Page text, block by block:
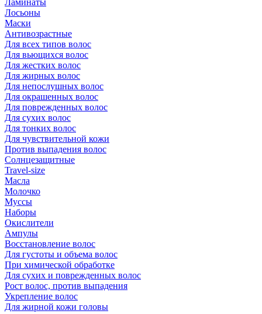
Ламинаты
Лосьоны
Маски
Антивозрастные
Для всех типов волос
Для вьющихся волос
Для жестких волос
Для жирных волос
Для непослушных волос
Для окрашенных волос
Для поврежденных волос
Для сухих волос
Для тонких волос
Для чувствительной кожи
Против выпадения волос
Солнцезащитные
Travel-size
Масла
Молочко
Муссы
Наборы
Окислители
Ампулы
Восстановление волос
Для густоты и объема волос
При химической обработке
Для сухих и поврежденных волос
Рост волос, против выпадения
Укрепление волос
Для жирной кожи головы